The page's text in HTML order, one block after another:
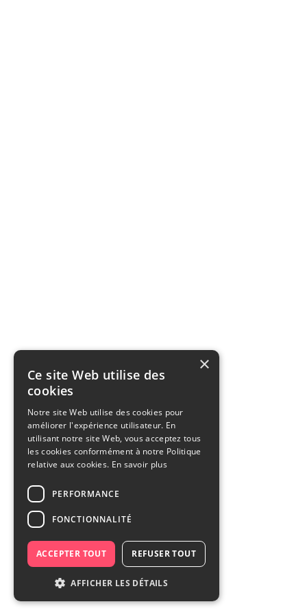
×
Ce site Web utilise des
cookies
Notre site Web utilise des cookies pour
améliorer l'expérience utilisateur. En
utilisant notre site Web, vous acceptez tous
les cookies conformément à notre Politique
relative aux cookies. En savoir plus
PERFORMANCE
FONCTIONNALITÉ
ACCEPTER TOUT REFUSER TOUT
AFFICHER LES DÉTAILS